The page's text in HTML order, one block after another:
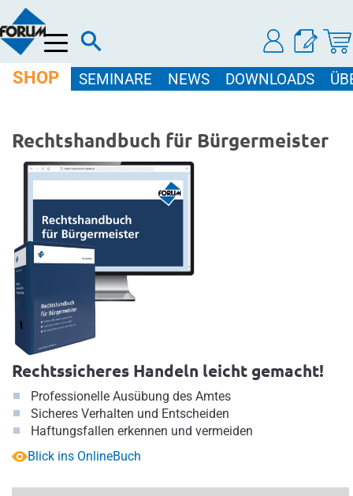
Menü
SHOP SEMINARE NEWS DOWNLOADS
Rechtshandbuch für Bürgermeister
Rechtssicheres Handeln leicht gemacht!
Professionelle Ausübung des Amtes
Sicheres Verhalten und Entscheiden
Haftungsfallen erkennen und vermeiden
Blick ins OnlineBuch